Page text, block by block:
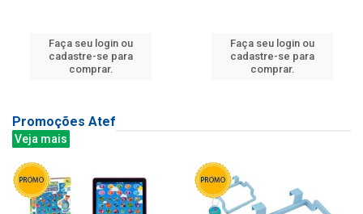
Faça seu login ou
cadastre-se para
comprar.
Faça seu login ou
cadastre-se para
comprar.
Promoções Atef
Veja mais